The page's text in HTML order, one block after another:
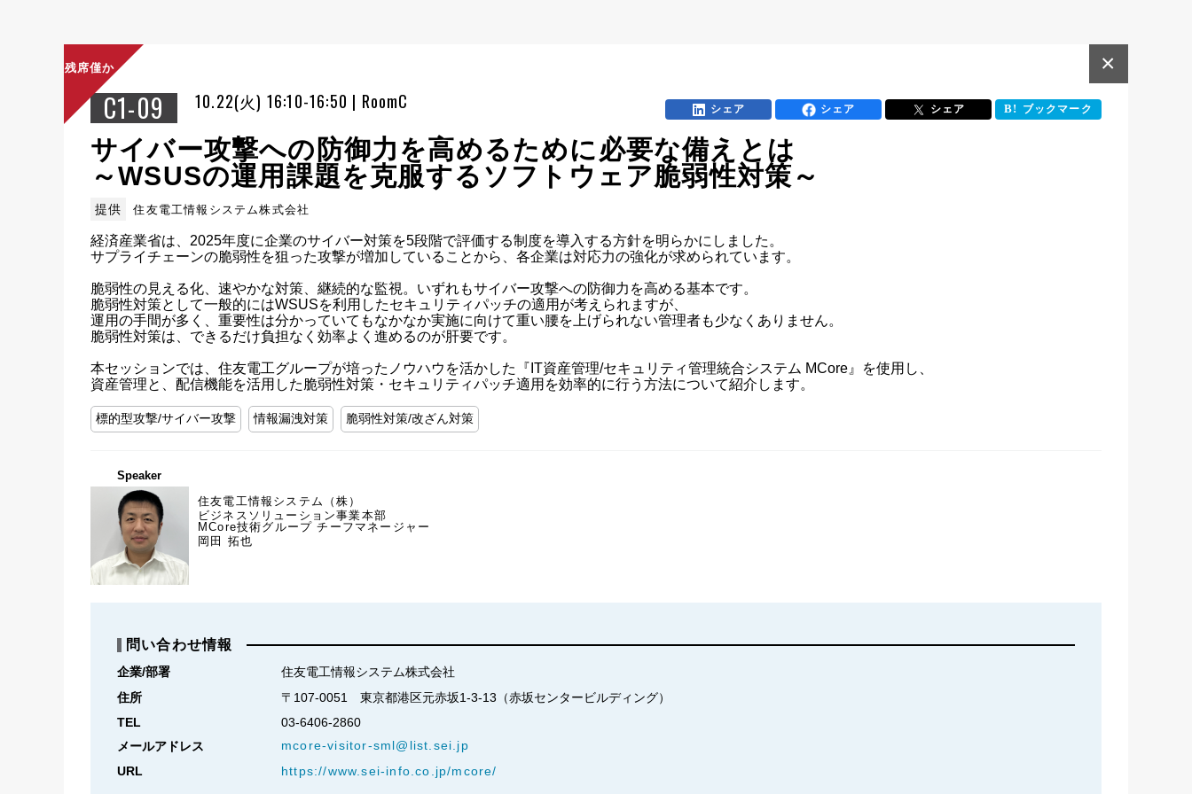
C1-09 10.22(火) 16:10-16:50 | RoomC
×
シェア シェア シェア ブックマーク
残席僅か
サイバー攻撃への防御力を高めるために必要な備えとは
～WSUSの運用課題を克服するソフトウェア脆弱性対策～
提供 住友電工情報システム株式会社
経済産業省は、2025年度に企業のサイバー対策を5段階で評価する制度を導入する方針を明らかにしました。
サプライチェーンの脆弱性を狙った攻撃が増加していることから、各企業は対応力の強化が求められています。
脆弱性の見える化、速やかな対策、継続的な監視。いずれもサイバー攻撃への防御力を高める基本です。
脆弱性対策として一般的にはWSUSを利用したセキュリティパッチの適用が考えられますが、
運用の手間が多く、重要性は分かっていてもなかなか実施に向けて重い腰を上げられない管理者も少なくありません。
脆弱性対策は、できるだけ負担なく効率よく進めるのが肝要です。
本セッションでは、住友電工グループが培ったノウハウを活かした『IT資産管理/セキュリティ管理統合システム MCore』を使用し、
資産管理と、配信機能を活用した脆弱性対策・セキュリティパッチ適用を効率的に行う方法について紹介します。
標的型攻撃/サイバー攻撃 情報漏洩対策 脆弱性対策/改ざん対策
Speaker
住友電工情報システム（株）
ビジネスソリューション事業本部
MCore技術グループ チーフマネージャー
岡田 拓也
問い合わせ情報
企業/部署
住友電工情報システム株式会社
住所
〒107-0051　東京都港区元赤坂1-3-13（赤坂センタービルディング）
TEL
03-6406-2860
メールアドレス
mcore-visitor-sml@list.sei.jp
URL
https://www.sei-info.co.jp/mcore/